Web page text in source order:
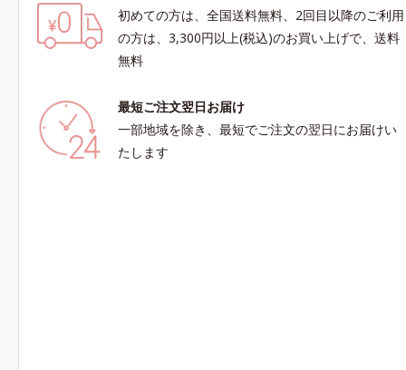
初めての方は、全国送料無料、2回目以降のご利用
の方は、3,300円以上(税込)のお買い上げで、送料
無料
最短ご注文翌日お届け
一部地域を除き、最短でご注文の翌日にお届けい
たします